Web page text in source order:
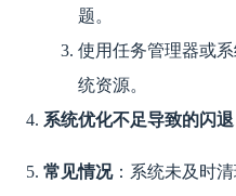
题。
使用任务管理器或
统资源。
系统优化不足导致的闪退
常见情况：系统未及时